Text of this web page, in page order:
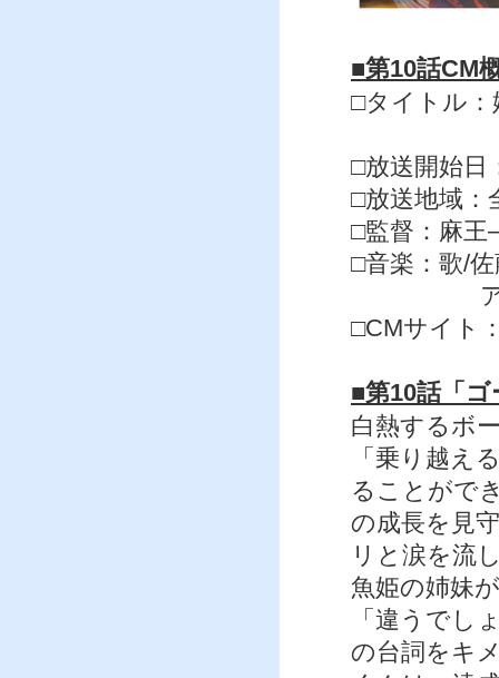
■第10話CM
□タイトル：
□放送開始日
□放送地域：
□監督：麻王
□音楽：歌/
アレン
□CMサイト
■第10話「
白熱するボ
「乗り越え
ることがで
の成長を見
リと涙を流
魚姫の姉妹
「違うでし
の台詞をキ